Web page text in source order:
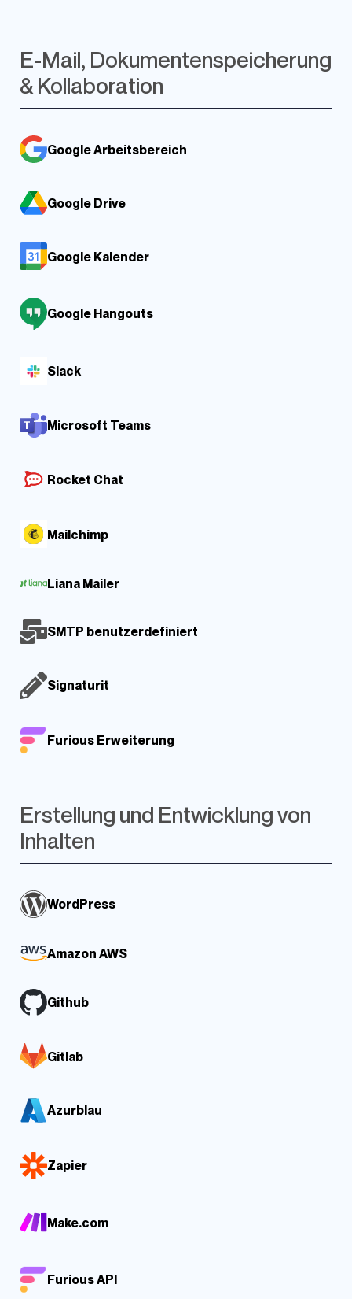
E-Mail, Dokumentenspeicherung
& Kollaboration
Google Arbeitsbereich
Google Drive
Google Kalender
Google Hangouts
Slack
Microsoft Teams
Rocket Chat
Mailchimp
Liana Mailer
SMTP benutzerdefiniert
Signaturit
Furious Erweiterung
Erstellung und Entwicklung von
Inhalten
WordPress
Amazon AWS
Github
Gitlab
Azurblau
Zapier
Make.com
Furious API